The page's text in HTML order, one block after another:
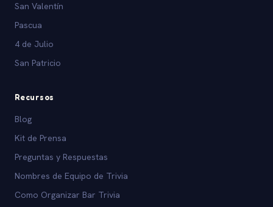
San Valentín
Pascua
4 de Julio
San Patricio
Recursos
Blog
Kit de Prensa
Preguntas y Respuestas
Nombres de Equipo de Trivia
Como Organizar Bar Trivia